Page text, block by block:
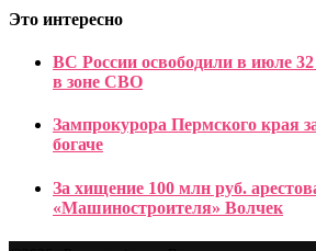
Это интересно
ВС России освободили в июле
в зоне СВО
Зампрокурора Пермского края
богаче
За хищение 100 млн руб.
«Машиностроителя» Волчек